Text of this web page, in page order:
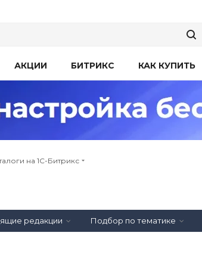
АКЦИИ БИТРИКС КАК КУПИТЬ
на 1С-Битрикс
редакции Подбор по тематике